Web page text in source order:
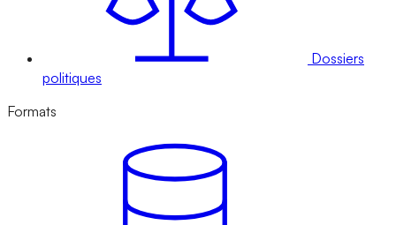
Dossiers
politiques
Formats